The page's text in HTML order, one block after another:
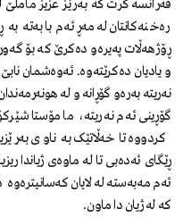
فەرانسە گرت کە بەرێز عزیز
رەخنەکانتان لە مەڕ ئەم بابەتە بە
ڕۆژهەڵات پەیرەو دەکرێ کە بۆ
نەریتە بەرەو گۆڕانە و لە
گۆڕینی ئەم نەریتە، مامۆستا
کردووە تا خەڵاتێک بە ناوی
ڕێگای ئەدەبی تا لە ماوەی ژیاندا
ئەم مەبەستە لە لایان کەسانیترەوە
کە لە ژیان دا ماون.